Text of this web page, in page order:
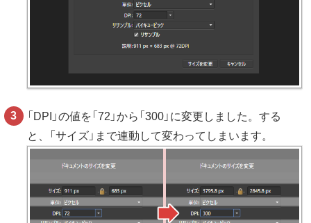
「DPI」の値を「72」から「300」に変更しました。する
と、「サイズ」まで連動して変わってしまいます。